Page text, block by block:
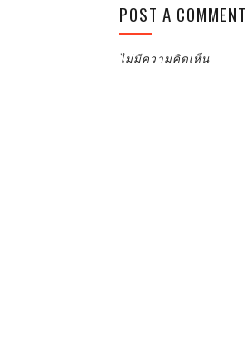
POST A COMMENT
ไม่มีความคิดเห็น